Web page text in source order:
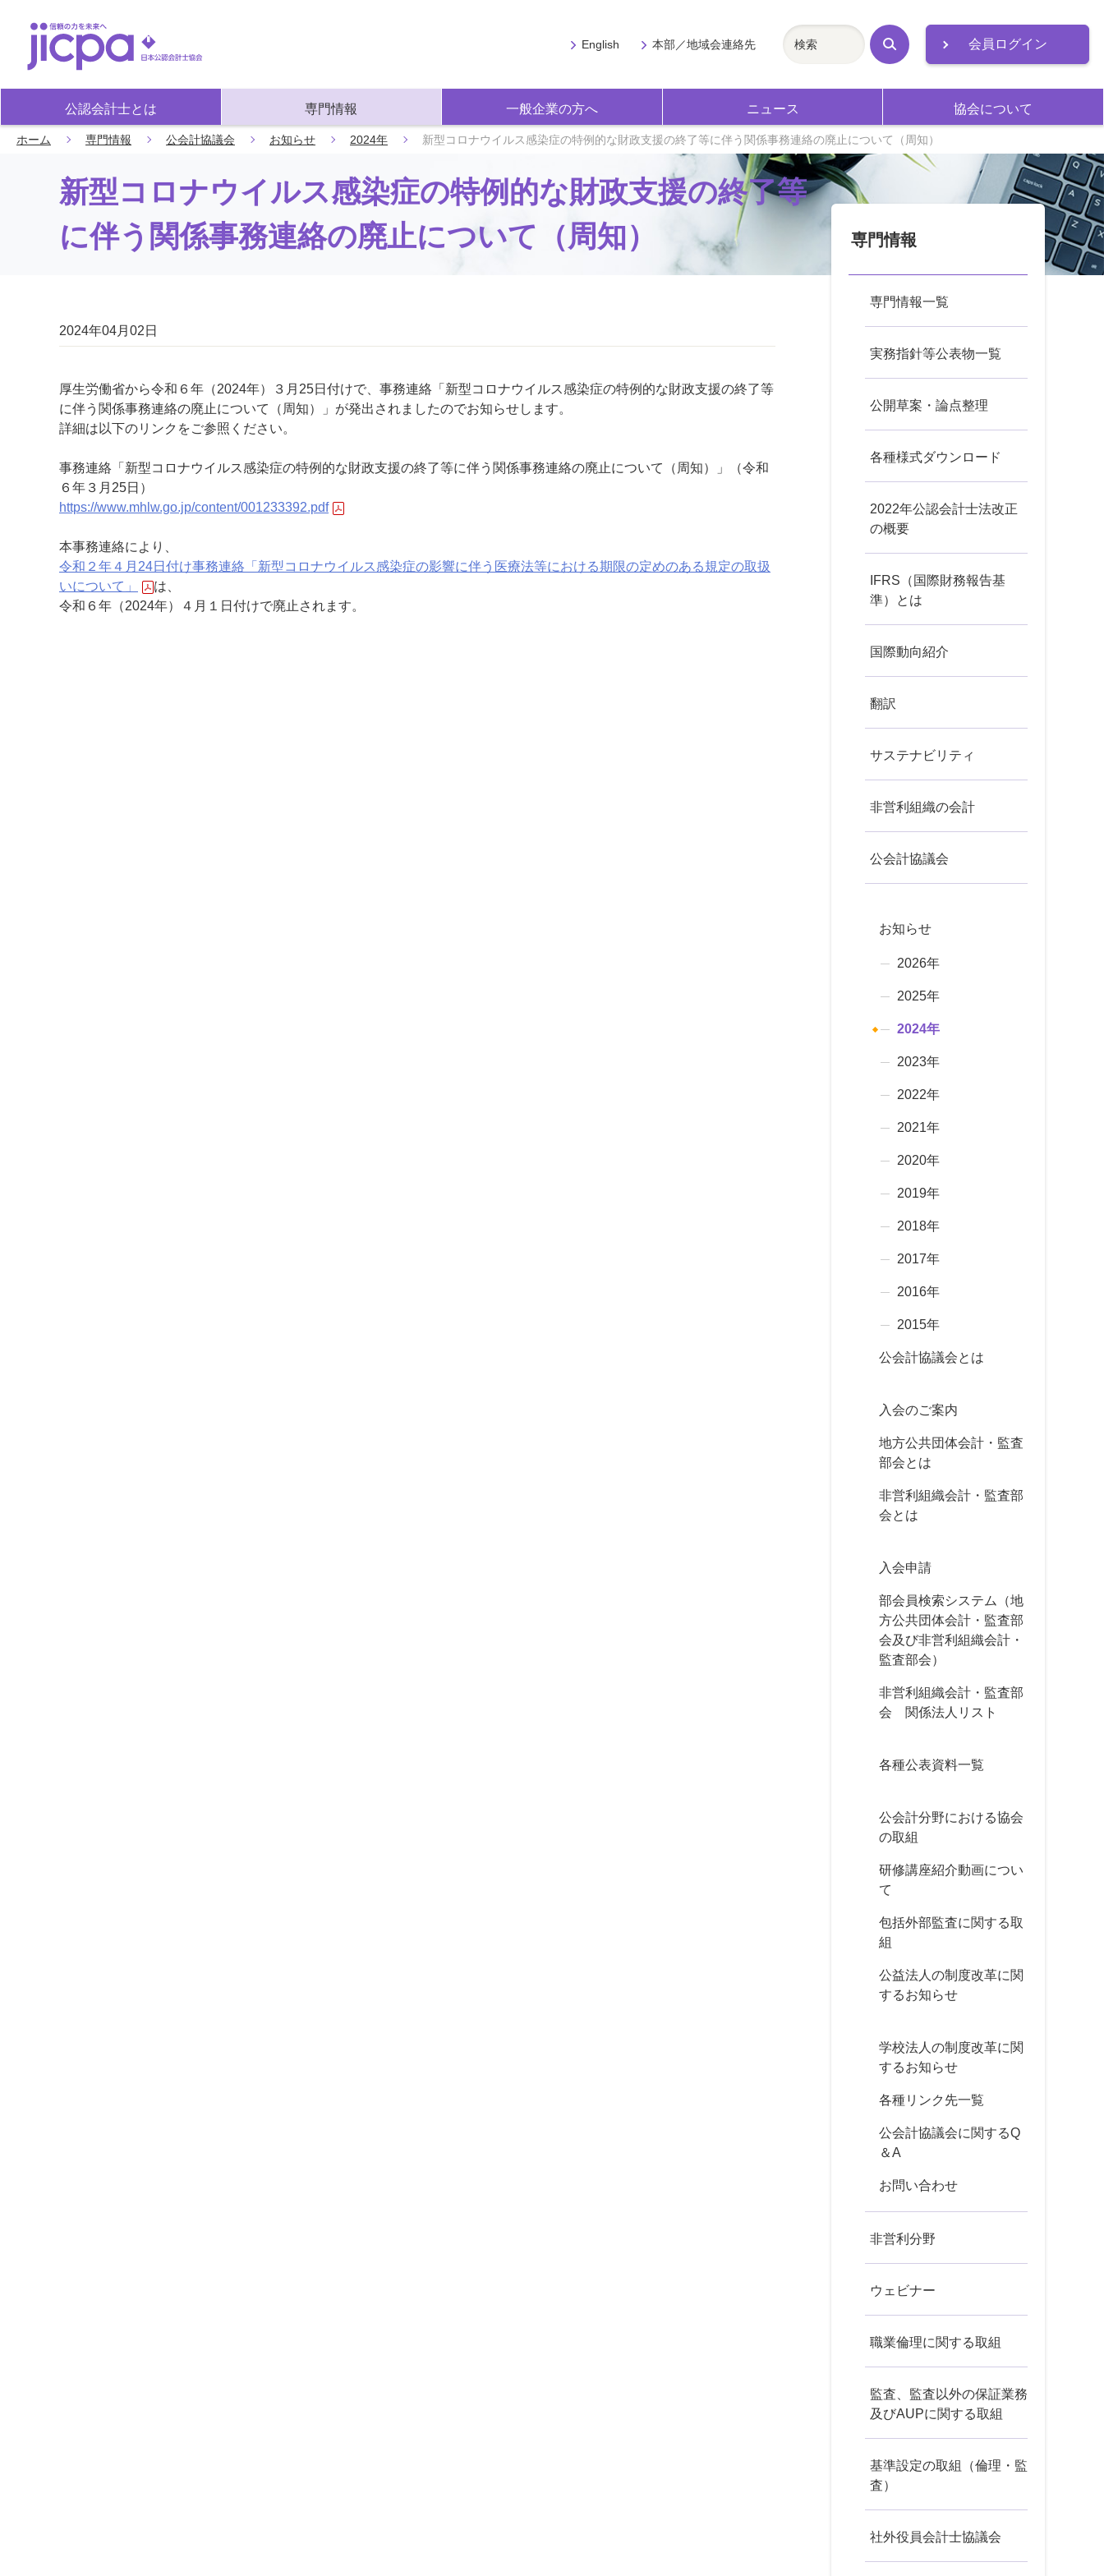
会員ログイン
公認会計士とは 専門情報 一般企業の方へ ニュース 協会について
English 本部／地域会連絡先
検
索
ホーム 専門情報 公会計協議会 お知らせ 2024年 新型コロナウイルス感染症の特例的な財政支援の終了等に伴う関係事務連絡の廃止について（周知）
新型コロナウイルス感染症の特例的な財政支援の終了等
に伴う関係事務連絡の廃止について（周知）
2024年04月02日
厚生労働省から令和６年（2024年）３月25日付けで、事務連絡「新型コロナウイルス感染症の特例的な財政支援の終了等
に伴う関係事務連絡の廃止について（周知）」が発出されましたのでお知らせします。
詳細は以下のリンクをご参照ください。
事務連絡「新型コロナウイルス感染症の特例的な財政支援の終了等に伴う関係事務連絡の廃止について（周知）」（令和
６年３月25日）
https://www.mhlw.go.jp/content/001233392.pdf
本事務連絡により、
令和２年４月24日付け事務連絡「新型コロナウイルス感染症の影響に伴う医療法等における期限の定めのある規定の取扱
いについて」
は、
令和６年（2024年）４月１日付けで廃止されます。
専門情報
専門情報一覧
実務指針等公表物一覧
公開草案・論点整理
各種様式ダウンロード
2022年公認会計士法改正
の概要
IFRS（国際財務報告基
準）とは
国際動向紹介
翻訳
サステナビリティ
非営利組織の会計
公会計協議会
お知らせ
2026年
2025年
2024年
2023年
2022年
2021年
2020年
2019年
2018年
2017年
2016年
2015年
公会計協議会とは
入会のご案内
地方公共団体会計・監査
部会とは
非営利組織会計・監査部
会とは
入会申請
部会員検索システム（地
方公共団体会計・監査部
会及び非営利組織会計・
監査部会）
非営利組織会計・監査部
会 関係法人リスト
各種公表資料一覧
公会計分野における協会
の取組
研修講座紹介動画につい
て
包括外部監査に関する取
組
公益法人の制度改革に関
するお知らせ
学校法人の制度改革に関
するお知らせ
各種リンク先一覧
公会計協議会に関するQ
＆A
お問い合わせ
非営利分野
ウェビナー
職業倫理に関する取組
監査、監査以外の保証業務
及びAUPに関する取組
基準設定の取組（倫理・監
査）
社外役員会計士協議会